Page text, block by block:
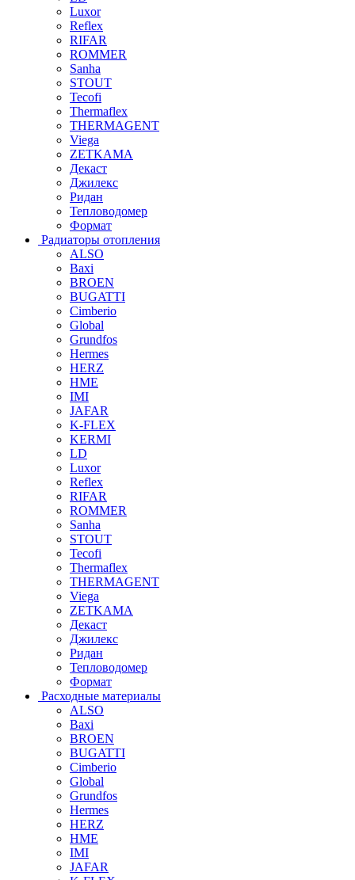
Luxor
Reflex
RIFAR
ROMMER
Sanha
STOUT
Tecofi
Thermaflex
THERMAGENT
Viega
ZETKAMA
Декаст
Джилекс
Ридан
Тепловодомер
Формат
Радиаторы отопления
ALSO
Baxi
BROEN
BUGATTI
Cimberio
Global
Grundfos
Hermes
HERZ
HME
IMI
JAFAR
K-FLEX
KERMI
LD
Luxor
Reflex
RIFAR
ROMMER
Sanha
STOUT
Tecofi
Thermaflex
THERMAGENT
Viega
ZETKAMA
Декаст
Джилекс
Ридан
Тепловодомер
Формат
Расходные материалы
ALSO
Baxi
BROEN
BUGATTI
Cimberio
Global
Grundfos
Hermes
HERZ
HME
IMI
JAFAR